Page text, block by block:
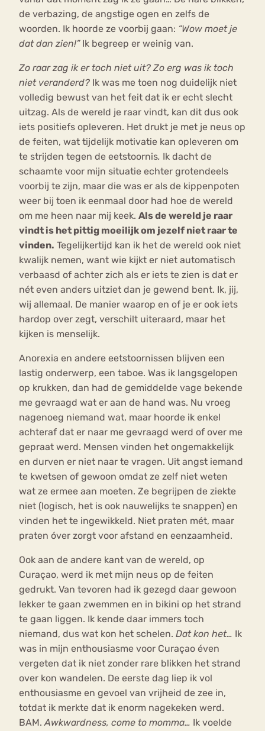
de verbazing, de angstige ogen en zelfs de
woorden. Ik hoorde ze voorbij gaan: “Wow moet je
dat dan zien!”Ik begreep er weinig van.
Zo raar zag ik er toch niet uit? Zo erg was ik toch
niet veranderd? Ik was me toen nog duidelijk niet
volledig bewust van het feit dat ik er echt slecht
uitzag. Als de wereld je raar vindt, kan dit dus ook
iets positiefs opleveren. Het drukt je met je neus op
de feiten, wat tijdelijk motivatie kan opleveren om
te strijden tegen de eetstoornis. Ik dacht de
schaamte voor mijn situatie echter grotendeels
voorbij te zijn, maar die was er als de kippenpoten
weer bij toen ik eenmaal door had hoe de wereld
om me heen naar mij keek. Als de wereld je raar
vindt is het pittig moeilijk om jezelf niet raar te
vinden. Tegelijkertijd kan ik het de wereld ook niet
kwalijk nemen, want wie kijkt er niet automatisch
verbaasd of achter zich als er iets te zien is dat er
nét even anders uitziet dan je gewend bent. Ik, jij,
wij allemaal. De manier waarop en of je er ook iets
hardop over zegt, verschilt uiteraard, maar het
kijken is menselijk.
Anorexia en andere eetstoornissen blijven een
lastig onderwerp, een taboe. Was ik langsgelopen
op krukken, dan had de gemiddelde vage bekende
me gevraagd wat er aan de hand was. Nu vroeg
nagenoeg niemand wat, maar hoorde ik enkel
achteraf dat er naar me gevraagd werd of over me
gepraat werd. Mensen vinden het ongemakkelijk
en durven er niet naar te vragen. Uit angst iemand
te kwetsen of gewoon omdat ze zelf niet weten
wat ze ermee aan moeten. Ze begrijpen de ziekte
niet (logisch, het is ook nauwelijks te snappen) en
vinden het te ingewikkeld. Niet praten mét, maar
praten óver zorgt voor afstand en eenzaamheid.
Ook aan de andere kant van de wereld, op
Curaçao, werd ik met mijn neus op de feiten
gedrukt. Van tevoren had ik gezegd daar gewoon
lekker te gaan zwemmen en in bikini op het strand
te gaan liggen. Ik kende daar immers toch
niemand, dus wat kon het schelen. Dat kon het… Ik
was in mijn enthousiasme voor Curaçao éven
vergeten dat ik niet zonder rare blikken het strand
over kon wandelen. De eerste dag liep ik vol
enthousiasme en gevoel van vrijheid de zee in,
totdat ik merkte dat ik enorm nagekeken werd.
BAM.Awkwardness, come to momma… Ik voelde